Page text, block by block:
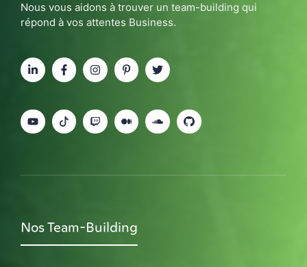
Nous vous aidons à trouver un team-building qui
répond à vos attentes Business.
Nos Team-Building